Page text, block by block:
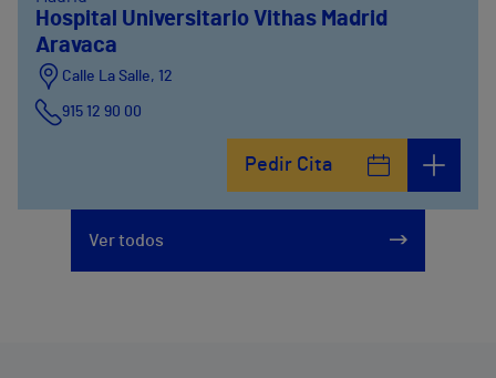
Hospital Universitario Vithas Madrid
Aravaca
Calle La Salle, 12
915 12 90 00
Pedir Cita
Ver todos